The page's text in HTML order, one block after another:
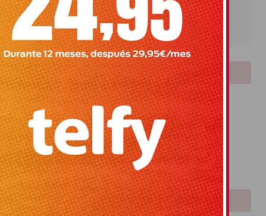
LOTERIAS
Bonoloto
Primitiva
El Gordo
Euromillones
Loteria
Once
PUBLICIDAD